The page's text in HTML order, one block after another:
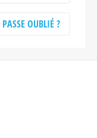
OUBLIÉ ?